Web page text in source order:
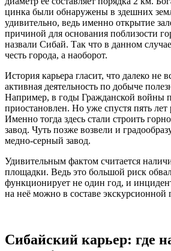
цинка были обнаружены в здешних
удивительно, ведь именно открытие
причиной для основания поблизости
назвали Сибай. Так что в данном
честь города, а наоборот.
История карьера гласит, что далеко не
активная деятельность по добыче
Например, в годы Гражданской войны
приостановлен. Но уже спустя пять
Именно тогда здесь стали строить
завод. Чуть позже возвели и
медно-серный завод.
Удивительным фактом считается
площадки. Ведь это большой риск
функционирует не один год, и
на неё можно в составе экскурсионной
Сибайский карьер: где